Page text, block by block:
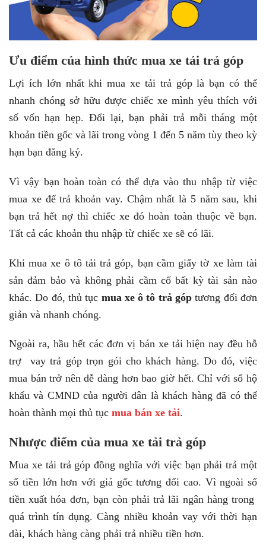
Ưu điểm của hình thức mua xe tải trả góp
Lợi ích lớn nhất khi mua xe tải trả góp là bạn có thể
nhanh chóng sở hữu được chiếc xe mình yêu thích với
số vốn hạn hẹp. Đổi lại, bạn phải trả mỗi tháng một
khoản tiền gốc và lãi trong vòng 1 đến 5 năm tùy theo kỳ
hạn bạn đăng ký.
Vì vậy bạn hoàn toàn có thể dựa vào thu nhập từ việc
mua xe để trả khoản vay. Chậm nhất là 5 năm sau, khi
bạn trả hết nợ thì chiếc xe đó hoàn toàn thuộc về bạn.
Tất cả các khoản thu nhập từ chiếc xe sẽ có lãi.
Khi mua xe ô tô tải trả góp, bạn cầm giấy tờ xe làm tài
sản đảm bảo và không phải cầm cố bất kỳ tài sản nào
khác. Do đó, thủ tục mua xe ô tô trả góp tương đối đơn
giản và nhanh chóng.
Ngoài ra, hầu hết các đơn vị bán xe tải hiện nay đều hỗ
trợ vay trả góp trọn gói cho khách hàng. Do đó, việc
mua bán trở nên dễ dàng hơn bao giờ hết. Chỉ với sổ hộ
khẩu và CMND của người dân là khách hàng đã có thể
hoàn thành mọi thủ tục mua bán xe tải.
Nhược điểm của mua xe tải trả góp
Mua xe tải trả góp đồng nghĩa với việc bạn phải trả một
số tiền lớn hơn với giá gốc tương đối cao. Vì ngoài số
tiền xuất hóa đơn, bạn còn phải trả lãi ngân hàng trong
quá trình tín dụng. Càng nhiều khoản vay với thời hạn
dài, khách hàng càng phải trả nhiều tiền hơn.